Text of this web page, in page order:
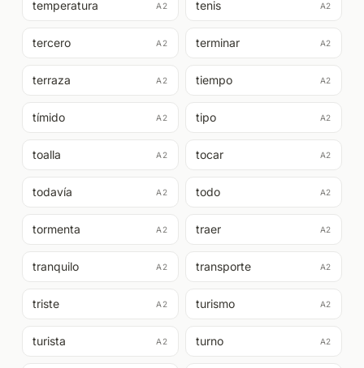
temperatura A2 tenis A2
tercero A2 terminar A2
terraza A2 tiempo A2
tímido A2 tipo A2
toalla A2 tocar A2
todavía A2 todo A2
tormenta A2 traer A2
tranquilo A2 transporte A2
triste A2 turismo A2
turista A2 turno A2